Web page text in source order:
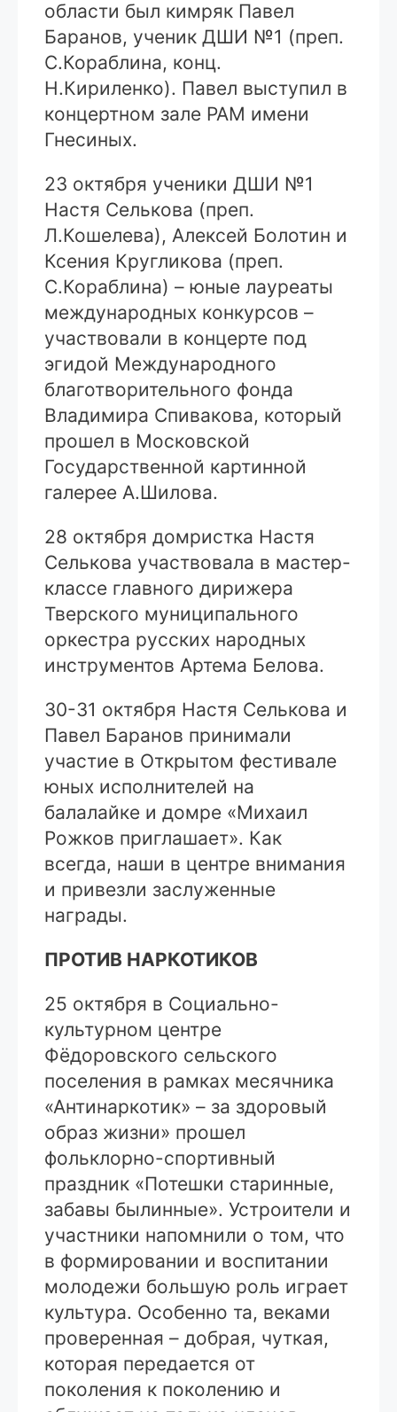
области был кимряк Павел
Баранов, ученик ДШИ №1 (преп.
С.Кораблина, конц.
Н.Кириленко). Павел выступил в
концертном зале РАМ имени
Гнесиных.
23 октября ученики ДШИ №1
Настя Селькова (преп.
Л.Кошелева), Алексей Болотин и
Ксения Кругликова (преп.
С.Кораблина) – юные лауреаты
международных конкурсов –
участвовали в концерте под
эгидой Международного
благотворительного фонда
Владимира Спивакова, который
прошел в Московской
Государственной картинной
галерее А.Шилова.
28 октября домристка Настя
Селькова участвовала в мастер-
классе главного дирижера
Тверского муниципального
оркестра русских народных
инструментов Артема Белова.
30-31 октября Настя Селькова и
Павел Баранов принимали
участие в Открытом фестивале
юных исполнителей на
балалайке и домре «Михаил
Рожков приглашает». Как
всегда, наши в центре внимания
и привезли заслуженные
награды.
ПРОТИВ НАРКОТИКОВ
25 октября в Социально-
культурном центре
Фёдоровского сельского
поселения в рамках месячника
«Антинаркотик» – за здоровый
образ жизни» прошел
фольклорно-спортивный
праздник «Потешки старинные,
забавы былинные». Устроители и
участники напомнили о том, что
в формировании и воспитании
молодежи большую роль играет
культура. Особенно та, веками
проверенная – добрая, чуткая,
которая передается от
поколения к поколению и